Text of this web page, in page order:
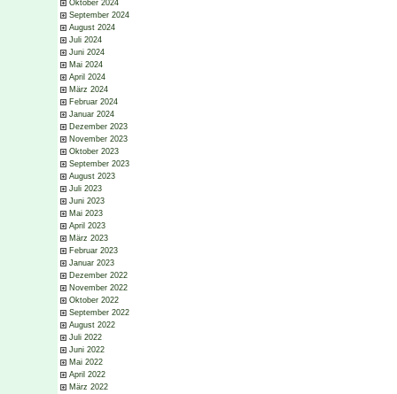
Oktober 2024
September 2024
August 2024
Juli 2024
Juni 2024
Mai 2024
April 2024
März 2024
Februar 2024
Januar 2024
Dezember 2023
November 2023
Oktober 2023
September 2023
August 2023
Juli 2023
Juni 2023
Mai 2023
April 2023
März 2023
Februar 2023
Januar 2023
Dezember 2022
November 2022
Oktober 2022
September 2022
August 2022
Juli 2022
Juni 2022
Mai 2022
April 2022
März 2022